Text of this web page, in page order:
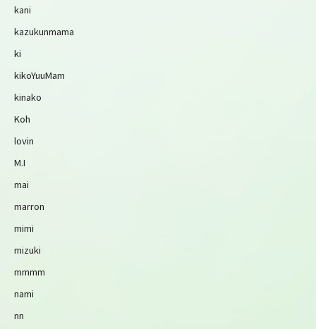
kani
kazukunmama
ki
kikoYuuMam
kinako
Koh
lovin
M.I
mai
marron
mimi
mizuki
mmmm
nami
nn